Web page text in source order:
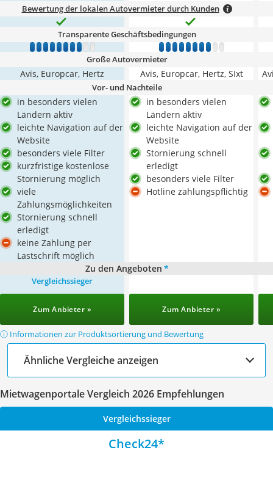
Bewertung der lokalen Autovermieter durch Kunden
Transparente Geschäftsbedingungen
1 2 3 4 5 6 7 8 9 10 1 2 3 4 5 6 7 8 9 10
Große Autovermieter
Avis, Europcar, Hertz Avis, Europcar, Hertz, SIxt
Vor- und Nachteile
in besonders vielen
Ländern aktiv
leichte Navigation auf der
Website
besonders viele Filter
kurzfristige kostenlose
Stornierung möglich
viele
Zahlungsmöglichkeiten
Stornierung schnell
erledigt
keine Zahlung per
Lastschrift möglich
in besonders vielen
Ländern aktiv
leichte Navigation auf der
Website
Stornierung schnell
erledigt
besonders viele Filter
Hotline zahlungspflichtig
Zu den Angeboten *
Vergleichssieger
Zum Anbieter » Zum Anbieter »
ⓘ Informationen zur Produktsortierung und Bewertung
Ähnliche Vergleiche anzeigen
Mietwagenportale Vergleich 2026 Empfehlungen
Vergleichssieger
Check24